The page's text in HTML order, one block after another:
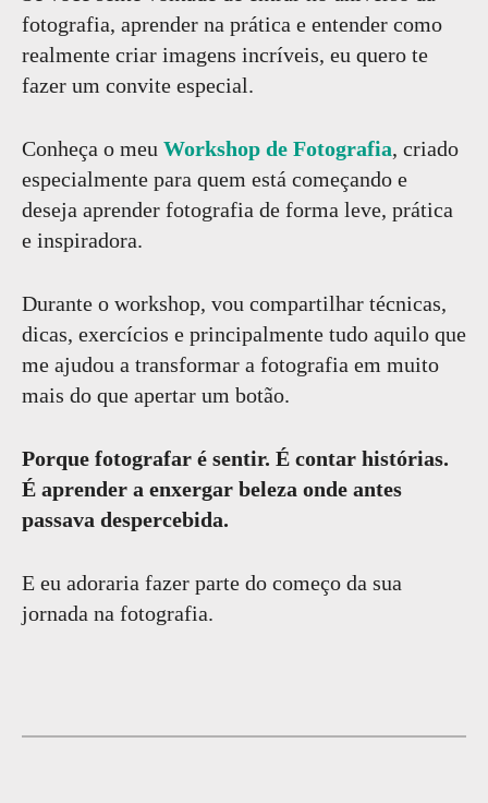
fotografia, aprender na prática e entender como
realmente criar imagens incríveis, eu quero te
fazer um convite especial.
Conheça o meu Workshop de Fotografia, criado
especialmente para quem está começando e
deseja aprender fotografia de forma leve, prática
e inspiradora.
Durante o workshop, vou compartilhar técnicas,
dicas, exercícios e principalmente tudo aquilo que
me ajudou a transformar a fotografia em muito
mais do que apertar um botão.
Porque fotografar é sentir. É contar histórias.
É aprender a enxergar beleza onde antes
passava despercebida.
E eu adoraria fazer parte do começo da sua
jornada na fotografia.